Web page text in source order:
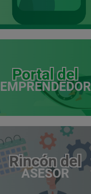
Portal del
EMPRENDEDOR
Rincón del
ASESOR